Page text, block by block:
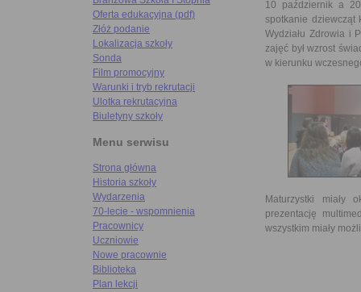
Oferta edukacyjna (pdf)
Złóż podanie
Lokalizacja szkoły
Sonda
Film promocyjny
Warunki i tryb rekrutacji
Ulotka rekrutacyjna
Biuletyny szkoły
Menu serwisu
Strona główna
Historia szkoły
Wydarzenia
70-lecie - wspomnienia
Pracownicy
Uczniowie
Nowe pracownie
Biblioteka
Plan lekcji
10 październik a
spotkanie dziewcząt
Wydziału Zdrowia i
zajęć był wzrost
w kierunku
Maturzystki miały
prezentację
wszystkim miały